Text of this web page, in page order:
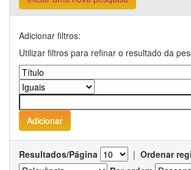
Adicionar filtros:
Utilizar filtros para refinar o resultado da
Resultados/Página | Ordenar